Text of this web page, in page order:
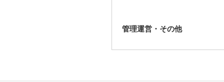
管理運営・その他